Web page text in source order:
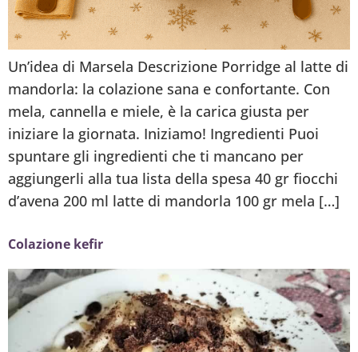
Un’idea di Marsela Descrizione Porridge al latte di
mandorla: la colazione sana e confortante. Con
mela, cannella e miele, è la carica giusta per
iniziare la giornata. Iniziamo! Ingredienti Puoi
spuntare gli ingredienti che ti mancano per
aggiungerli alla tua lista della spesa 40 gr fiocchi
d’avena 200 ml latte di mandorla 100 gr mela […]
Colazione kefir